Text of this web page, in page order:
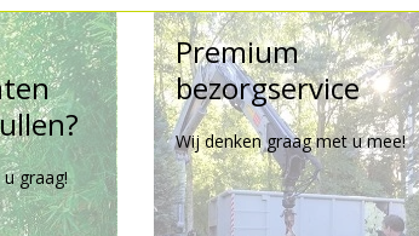
graag!
Premium
bezorgservice
Wij denken graag met u mee!